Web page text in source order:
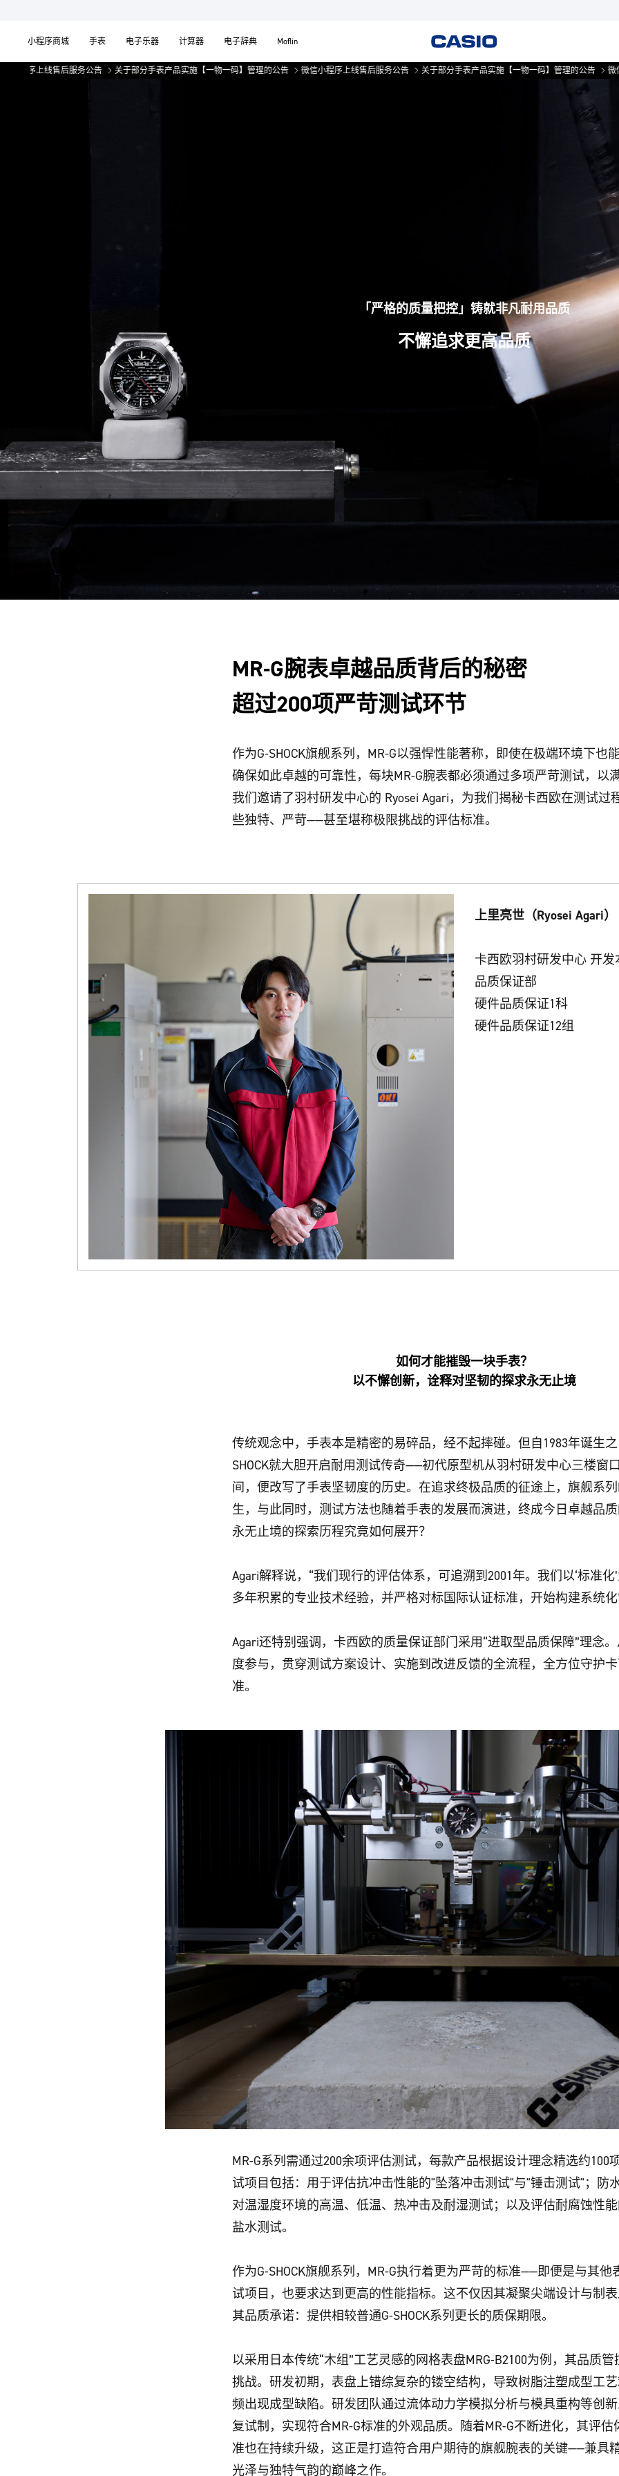
小程序商城 手表 电子乐器 计算器 电子辞典 Moflin
售后服务公告 关于部分手表产品实施【一物一码】管理的公告 微信小程序上线售后服务公告 关于部分手表产品实施【一物一码】管理的公告 微信小程序上
「严格的质量把控」铸就非凡耐用品质
不懈追求更高品质
MR-G腕表卓越品质背后的秘密
超过200项严苛测试环节
作为G-SHOCK旗舰系列，MR-G以强悍性能著称，即使在极端环境下也
确保如此卓越的可靠性，每块MR-G腕表都必须通过多项严苛测试，以
我们邀请了羽村研发中心的 Ryosei Agari，为我们揭秘卡西欧在测试过
些独特、严苛——甚至堪称极限挑战的评估标准。
上里亮世（Ryosei Agari）
卡西欧羽村研发中心 开发
品质保证部
硬件品质保证1科
硬件品质保证12组
如何才能摧毁一块手表？
以不懈创新，诠释对坚韧的探求永无止境
传统观念中，手表本是精密的易碎品，经不起摔碰。但自1983年诞生
SHOCK就大胆开启耐用测试传奇——初代原型机从羽村研发中心三楼窗
间，便改写了手表坚韧度的历史。在追求终极品质的征途上，旗舰系列
生，与此同时，测试方法也随着手表的发展而演进，终成今日卓越品
永无止境的探索历程究竟如何展开？
Agari解释说，“我们现行的评估体系，可追溯到2001年。我们以‘标准化
多年积累的专业技术经验，并严格对标国际认证标准，开始构建系统
Agari还特别强调，卡西欧的质量保证部门采用“进取型品质保障”理念
度参与，贯穿测试方案设计、实施到改进反馈的全流程，全方位守护
准。
MR-G系列需通过200余项评估测试，每款产品根据设计理念精选约100
试项目包括：用于评估抗冲击性能的"坠落冲击测试"与"锤击测试"；防
对温湿度环境的高温、低温、热冲击及耐湿测试；以及评估耐腐蚀性
盐水测试。
作为G-SHOCK旗舰系列，MR-G执行着更为严苛的标准——即便是与其他
试项目，也要求达到更高的性能指标。这不仅因其凝聚尖端设计与制
其品质承诺：提供相较普通G-SHOCK系列更长的质保期限。
以采用日本传统“木组”工艺灵感的网格表盘MRG-B2100为例，其品质
挑战。研发初期，表盘上错综复杂的镂空结构，导致树脂注塑成型工
频出现成型缺陷。研发团队通过流体动力学模拟分析与模具重构等创
复试制，实现符合MR-G标准的外观品质。随着MR-G不断进化，其评
准也在持续升级，这正是打造符合用户期待的旗舰腕表的关键——兼具
光泽与独特气韵的巅峰之作。